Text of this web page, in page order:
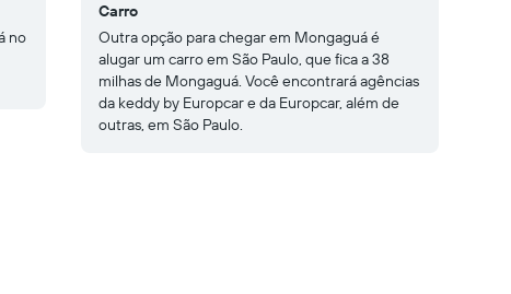
no
Carro
Outra opção para chegar em Mongaguá é
alugar um carro em São Paulo, que fica a 38
milhas de Mongaguá. Você encontrará agências
da keddy by Europcar e da Europcar, além de
outras, em São Paulo.